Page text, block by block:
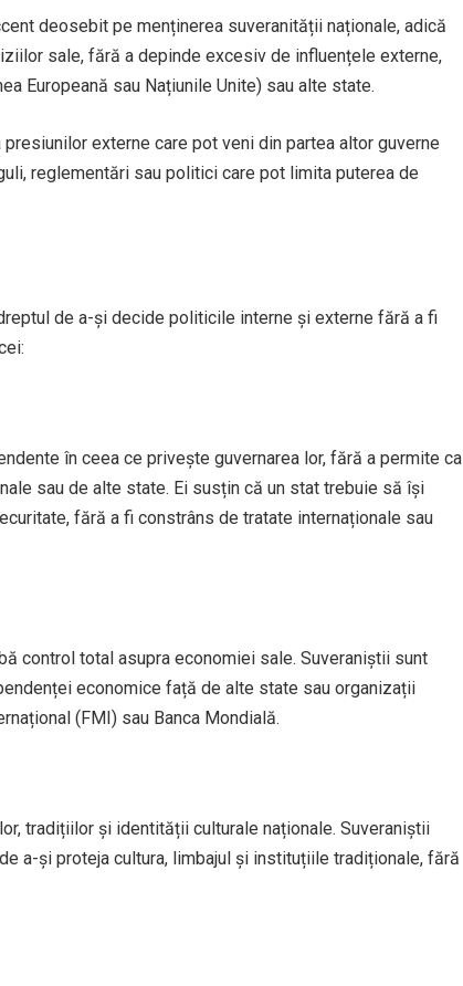
deosebit pe menținerea suveranității naționale, adică
sale, fără a depinde excesiv de influențele externe,
Europeană sau Națiunile Unite) sau alte state.
externe care pot veni din partea altor guverne
reglementări sau politici care pot limita puterea de
de a-și decide politicile interne și externe fără a fi
în ceea ce privește guvernarea lor, fără a permite ca
sau de alte state. Ei susțin că un stat trebuie să își
fără a fi constrâns de tratate internaționale sau
control total asupra economiei sale. Suveraniștii sunt
economice față de alte state sau organizații
(FMI) sau Banca Mondială.
tradițiilor și identității culturale naționale. Suveraniștii
a-și proteja cultura, limbajul și instituțiile tradiționale, fără